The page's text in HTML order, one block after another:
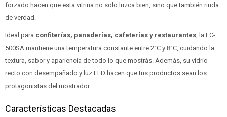
forzado hacen que esta vitrina no solo luzca bien, sino que también rinda
de verdad.
Ideal para confiterías, panaderías, cafeterías y restaurantes , la FC-
500SA mantiene una temperatura constante entre 2°C y 8°C, cuidando la
textura, sabor y apariencia de todo lo que mostrás. Además, su vidrio
recto con desempañado y luz LED hacen que tus productos sean los
protagonistas del mostrador.
Características Destacadas